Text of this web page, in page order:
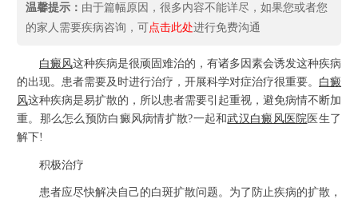
温馨提示： 由于篇幅原因，很多内容不能详尽，如果您或者您
的家人需要疾病咨询，可点击此处进行免费沟通
白癜风这种疾病是很顽固难治的，有诸多因素会诱发这种疾病
的出现。患者需要及时进行治疗，开展科学对症治疗很重要。 白癜
风这种疾病是易扩散的，所以患者需要引起重视，避免病情不断加
重。那么怎么预防白癜风病情扩散?一起和武汉白癜风医院 医生了
解下!
积极治疗
患者应尽快解决自己的白斑扩散问题。为了防止疾病的扩散，